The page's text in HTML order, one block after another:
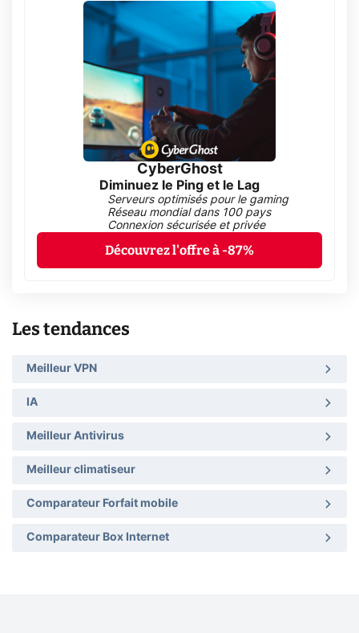
CyberGhost
Diminuez le Ping et le Lag
Serveurs optimisés pour le gaming
Réseau mondial dans 100 pays
Connexion sécurisée et privée
Découvrez l'offre à -87%
Les tendances
Meilleur VPN
IA
Meilleur Antivirus
Meilleur climatiseur
Comparateur Forfait mobile
Comparateur Box Internet